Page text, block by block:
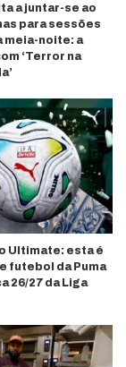
a juntar-se ao
para sessões
meia-noite: a
‘Terror na
Ultimate: esta é
futebol da Puma
26/27 da Liga